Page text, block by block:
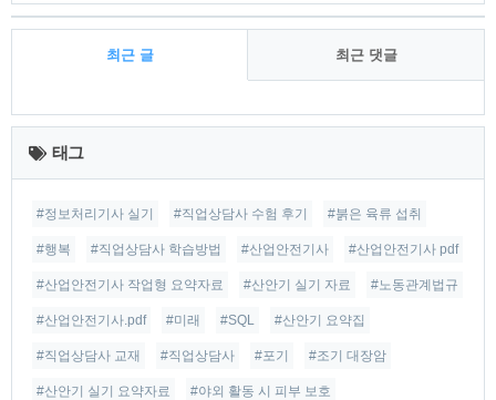
최근 글 최근 댓글
최
근
글
태그
#정보처리기사 실기 #직업상담사 수험 후기 #붉은 육류 섭취
#행복 #직업상담사 학습방법 #산업안전기사 #산업안전기사 pdf
#산업안전기사 작업형 요약자료 #산안기 실기 자료 #노동관계법규
#산업안전기사.pdf #미래 #SQL #산안기 요약집
#직업상담사 교재 #직업상담사 #포기 #조기 대장암
#산안기 실기 요약자료 #야외 활동 시 피부 보호